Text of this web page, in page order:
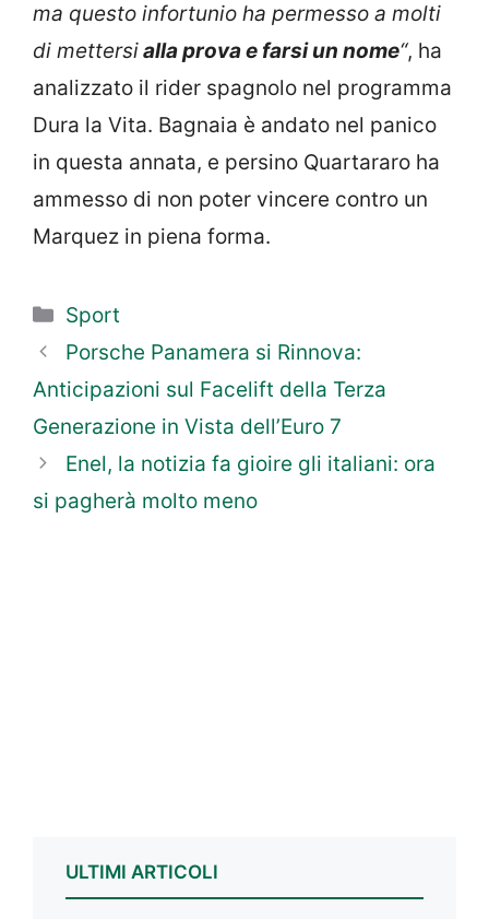
ma questo infortunio ha permesso a molti
di mettersialla prova e farsi un nome“, ha
analizzato il rider spagnolo nel programma
Dura la Vita. Bagnaia è andato nel panico
in questa annata, e persino Quartararo ha
ammesso di non poter vincere contro un
Marquez in piena forma.
Categorie
Sport
Porsche Panamera si Rinnova:
Anticipazioni sul Facelift della Terza
Generazione in Vista dell’Euro 7
Enel, la notizia fa gioire gli italiani: ora
si pagherà molto meno
ULTIMI ARTICOLI